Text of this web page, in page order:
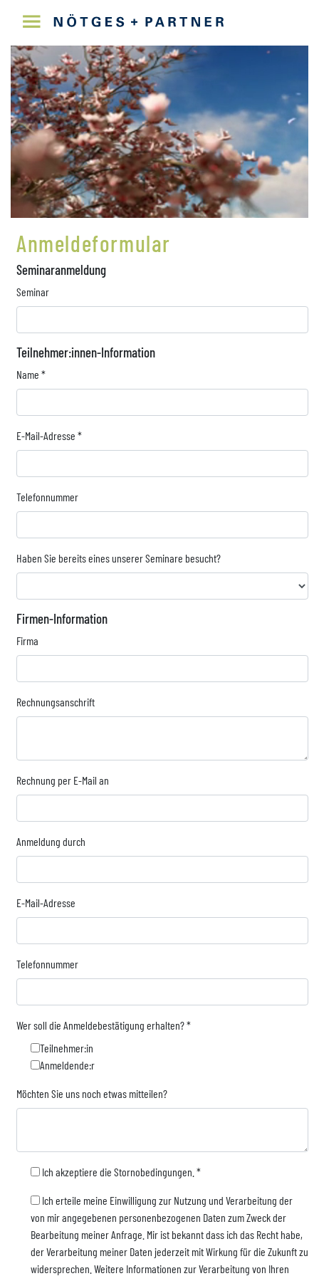
Anmeldeformular
Seminaranmeldung
Seminar
Teilnehmer:innen-Information
Name *
E-Mail-Adresse *
Telefonnummer
Haben Sie bereits eines unserer Seminare besucht?
Firmen-Information
Firma
Rechnungsanschrift
Rechnung per E-Mail an
Anmeldung durch
E-Mail-Adresse
Telefonnummer
Wer soll die Anmeldebestätigung erhalten?*
Teilnehmer:in
Anmeldende:r
Möchten Sie uns noch etwas mitteilen?
Ich akzeptiere die Stornobedingungen. *
Ich erteile meine Einwilligung zur Nutzung und Verarbeitung der
von mir angegebenen personenbezogenen Daten zum Zweck der
Bearbeitung meiner Anfrage. Mir ist bekannt dass ich das Recht habe,
der Verarbeitung meiner Daten jederzeit mit Wirkung für die Zukunft zu
widersprechen. Weitere Informationen zur Verarbeitung von Ihren